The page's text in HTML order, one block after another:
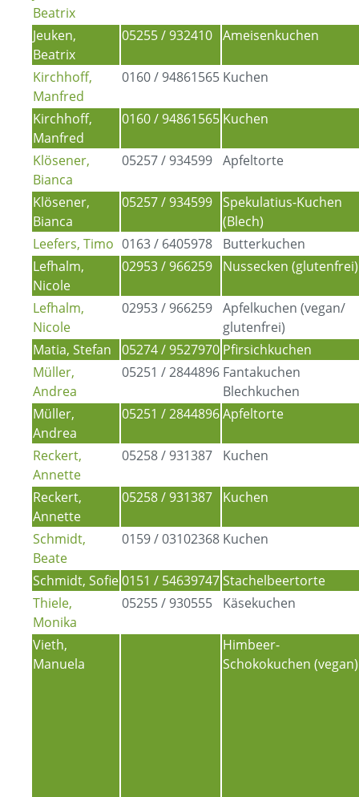
Beatrix
Jeuken,
Beatrix
05255 / 932410 Ameisenkuchen
Kirchhoff,
Manfred
0160 / 94861565 Kuchen
Kirchhoff,
Manfred
0160 / 94861565 Kuchen
Klösener,
Bianca
05257 / 934599 Apfeltorte
Klösener,
Bianca
05257 / 934599
Spekulatius-Kuchen
(Blech)
Leefers, Timo 0163 / 6405978
Butterkuchen
Lefhalm,
Nicole
02953 / 966259 Nussecken (glutenfrei)
Lefhalm,
Nicole
02953 / 966259
Apfelkuchen (vegan/
glutenfrei)
Matia, Stefan
05274 / 9527970 Pfirsichkuchen
Müller,
Andrea
05251 / 2844896 Fantakuchen
Blechkuchen
Müller,
Andrea
05251 / 2844896 Apfeltorte
Reckert,
Annette
05258 / 931387 Kuchen
Reckert,
Annette
05258 / 931387 Kuchen
Schmidt,
Beate
0159 / 03102368 Kuchen
Schmidt, Sofie 0151 / 54639747 Stachelbeertorte
Thiele,
Monika
05255 / 930555 Käsekuchen
Vieth,
Manuela
Himbeer-
Schokokuchen (vegan)